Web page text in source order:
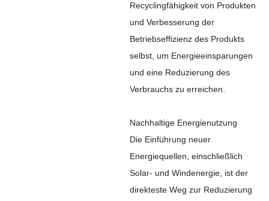
Recyclingfähigkeit von Produkten
und Verbesserung der
Betriebseffizienz des Produkts
selbst, um Energieeinsparungen
und eine Reduzierung des
Verbrauchs zu erreichen.
Nachhaltige Energienutzung
Die Einführung neuer
Energiequellen, einschließlich
Solar- und Windenergie, ist der
direkteste Weg zur Reduzierung